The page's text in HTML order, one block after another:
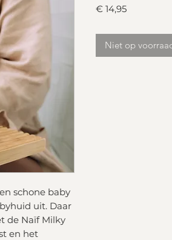
schone baby
uit. Daar
de Naïf Milky
en het
€ 14,95Prijs
Niet op